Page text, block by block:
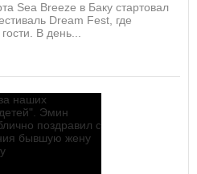
Sea Breeze в Баку стартовал
Dream Fest, где
В день...